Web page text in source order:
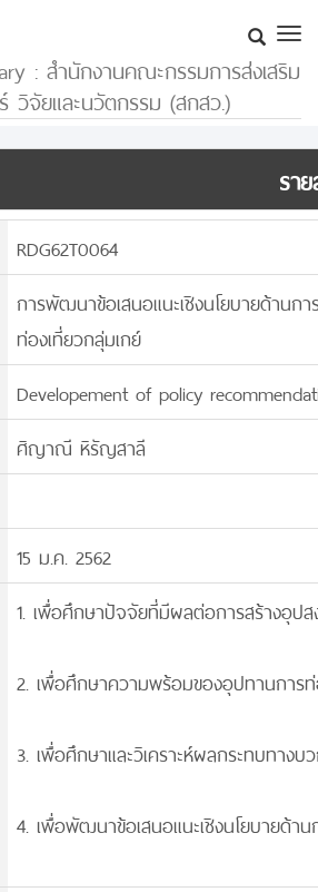
: สำนักงานคณะกรรมการส่งเสริม
วิจัยและนวัตกรรม (สกสว.)
รา
RDG62T0064
การพัฒนาข้อเสนอแนะเชิงนโยบายด้าน
ท่องเที่ยวกลุ่มเกย์
Developement of policy
ศิญาณี หิรัญสาลี
15 ม.ค. 2562
1. เพื่อศึกษาปัจจัยที่มีผลต่อการสร้างอุป
2. เพื่อศึกษาความพร้อมของอุปทานการ
3. เพื่อศึกษาและวิเคราะห์ผลกระทบทาง
4. เพื่อพัฒนาข้อเสนอแนะเชิงนโยบายด้า